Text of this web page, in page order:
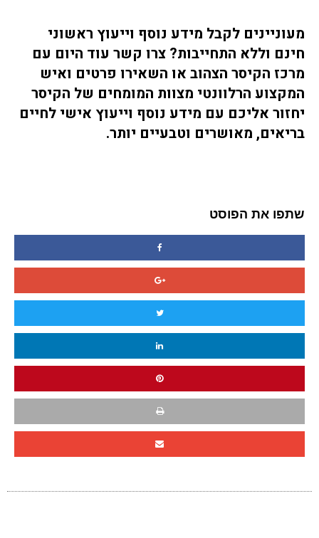
מעוניינים לקבל מידע נוסף וייעוץ ראשוני
חינם וללא התחייבות? צרו קשר עוד היום עם
מרכז הקיסר הצהוב או השאירו פרטים ואיש
המקצוע הרלוונטי מצוות המומחים של הקיסר
יחזור אליכם עם מידע נוסף וייעוץ אישי לחיים
בריאים, מאושרים וטבעיים יותר.
שתפו את הפוסט